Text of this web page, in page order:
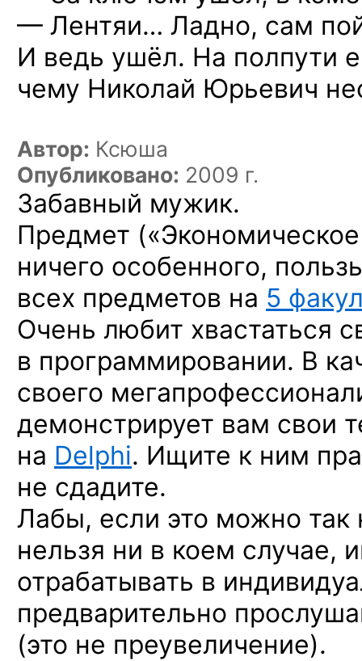
— Лентяи… Ладно, сам
И ведь ушёл. На полпути
чему Николай Юрьевич
Автор: Ксюша
Опубликовано: 2009 г.
Забавный мужик.
Предмет
ничего особенного,
всех предметов на 5
Очень любит хвастаться
в программировании. В
своего
демонстрирует вам свои
на Delphi. Ищите к ним
не сдадите.
Лабы, если это можно так
нельзя ни в коем случае,
отрабатывать в
предварительно
(это не преувеличение).